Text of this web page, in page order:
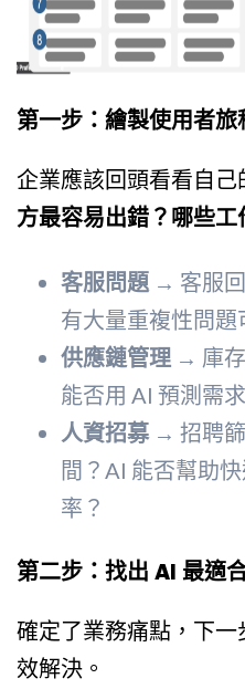
第一步：繪製使用者
企業應該回頭看看自己
方最容易出錯？哪些工
客服問題 → 客服
有大量重複性問題
供應鏈管理 → 庫
能否用 AI 預測需
人資招募→ 招聘篩
間？AI 能否幫助
率？
第二步：找出 AI 最適
確定了業務痛點，下
效解決。